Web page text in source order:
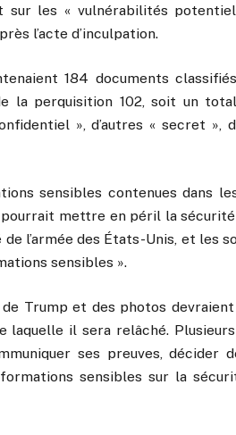
sur les « vulnérabilités
l’acte d’inculpation.
184 documents
la perquisition 102, soit un
», d’autres « secret »,
sensibles contenues dans
pourrait mettre en péril la
l’armée des États-Unis, et les
sensibles ».
Trump et des photos
laquelle il sera relâché.
ses preuves, décider
sensibles sur la